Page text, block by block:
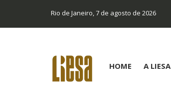
Rio de Janeiro, 7 de agosto de 2026
HOME A LIESA